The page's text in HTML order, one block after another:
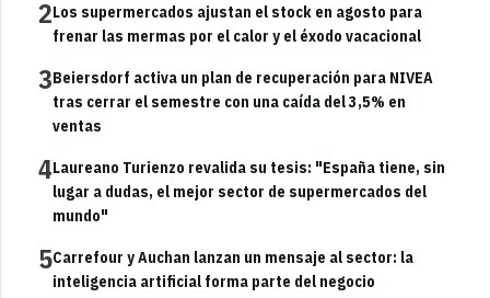
2Los supermercados ajustan el stock en agosto para
frenar las mermas por el calor y el éxodo vacacional
3Beiersdorf activa un plan de recuperación para NIVEA
tras cerrar el semestre con una caída del 3,5% en
ventas
4Laureano Turienzo revalida su tesis: "España tiene, sin
lugar a dudas, el mejor sector de supermercados del
mundo"
5Carrefour y Auchan lanzan un mensaje al sector: la
inteligencia artificial forma parte del negocio